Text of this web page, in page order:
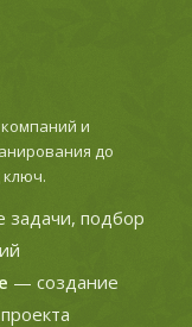
и
до
задачи, подбор
— создание